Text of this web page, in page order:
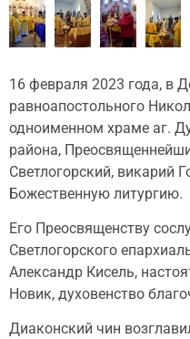
16 февраля 2023 года, в
равноапостольного
одноименном храме аг.
района,
Светлогорский, викарий
Божественную литургию.
Его Преосвященству
Светлогорского
Александр Кисель,
Новик, духовенство
Диаконский чин